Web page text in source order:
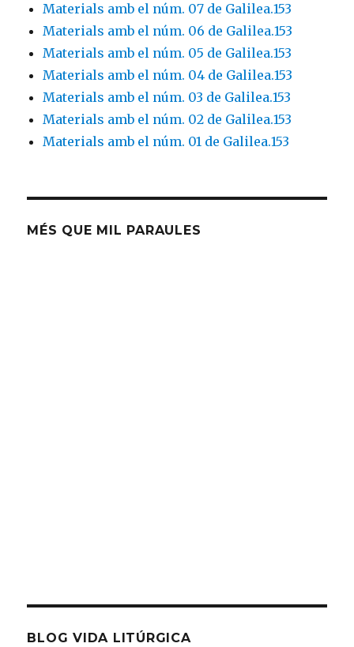
Materials amb el núm. 07 de Galilea.153
Materials amb el núm. 06 de Galilea.153
Materials amb el núm. 05 de Galilea.153
Materials amb el núm. 04 de Galilea.153
Materials amb el núm. 03 de Galilea.153
Materials amb el núm. 02 de Galilea.153
Materials amb el núm. 01 de Galilea.153
MÉS QUE MIL PARAULES
BLOG VIDA LITÚRGICA